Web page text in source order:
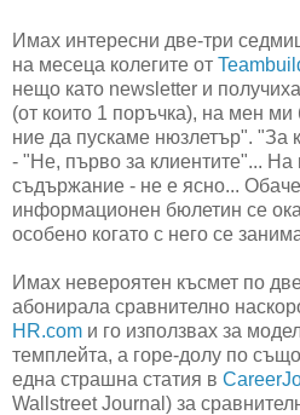
Имах интересни две-три
на месеца колегите от
нещо като newsletter и
(от които 1 поръчкa), на мен
ние да пускаме нюзлетър". "За
- "Не, първо за клиентите"... На
съдържание - не е ясно...
информационен бюлетин се
особено когато с него се
Имах невероятен късмет по
абонирала сравнително
HR.com и го използвах за
темплейта, а горе-долу по
една страшна статия в
Wallstreet Journal) за